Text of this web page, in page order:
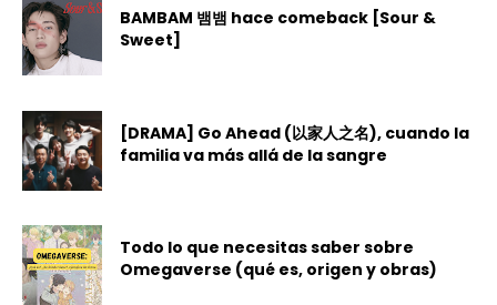
BAMBAM 뱀뱀 hace comeback [Sour &
Sweet]
[DRAMA] Go Ahead (以家人之名), cuando la
familia va más allá de la sangre
Todo lo que necesitas saber sobre
Omegaverse (qué es, origen y obras)